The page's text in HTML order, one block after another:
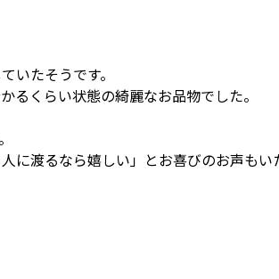
いたそうです。
るくらい状態の綺麗なお品物でした。
に渡るなら嬉しい」とお喜びのお声もい